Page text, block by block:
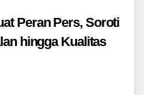
Peran Pers, Soroti
hingga Kualitas